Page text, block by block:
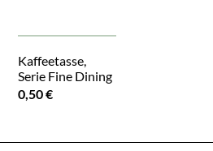
Kaffeetasse,
Serie Fine Dining
0,50 €